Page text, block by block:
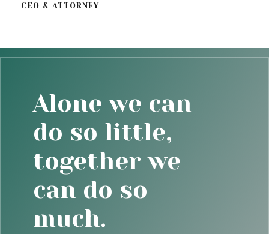
CEO & ATTORNEY
Alone we can
do so little,
together we
can do so
much.